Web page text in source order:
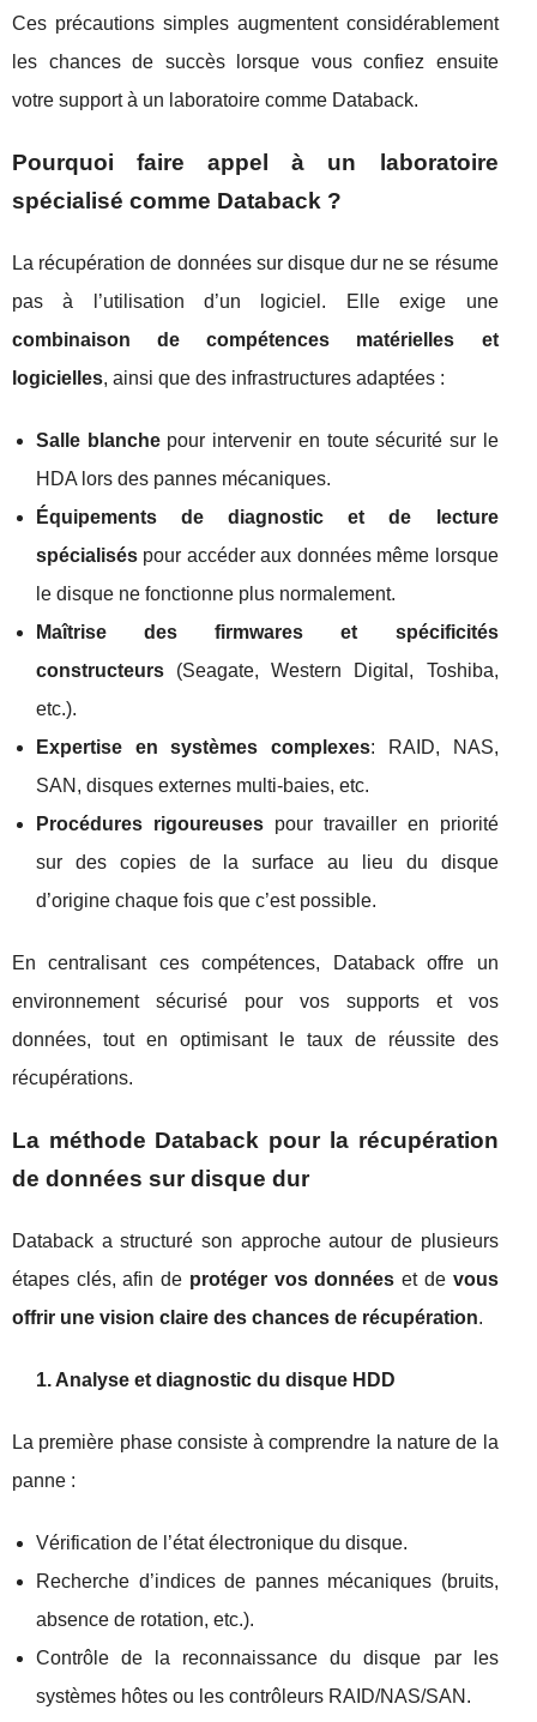
Ces précautions simples augmentent considérablement
les chances de succès lorsque vous confiez ensuite
votre support à un laboratoire comme Databack.
Pourquoi faire appel à un laboratoire
spécialisé comme Databack ?
La récupération de données sur disque dur ne se résume
pas à l’utilisation d’un logiciel. Elle exige une
combinaison de compétences matérielles et
logicielles, ainsi que des infrastructures adaptées :
Salle blanchepour intervenir en toute sécurité sur le
HDA lors des pannes mécaniques.
Équipements de diagnostic et de lecture
spécialisés pour accéder aux données même lorsque
le disque ne fonctionne plus normalement.
Maîtrise des firmwares et spécificités
constructeurs (Seagate, Western Digital, Toshiba,
etc.).
Expertise en systèmes complexes: RAID, NAS,
SAN, disques externes multi‑baies, etc.
Procédures rigoureusespour travailler en priorité
sur des copies de la surface au lieu du disque
d’origine chaque fois que c’est possible.
En centralisant ces compétences, Databack offre un
environnement sécurisé pour vos supports et vos
données, tout en optimisant le taux de réussite des
récupérations.
La méthode Databack pour la récupération
de données sur disque dur
Databack a structuré son approche autour de plusieurs
étapes clés, afin de protéger vos données et de vous
offrir une vision claire des chances de récupération.
1. Analyse et diagnostic du disque HDD
La première phase consiste à comprendre la nature de la
panne :
Vérification de l’état électronique du disque.
Recherche d’indices de pannes mécaniques (bruits,
absence de rotation, etc.).
Contrôle de la reconnaissance du disque par les
systèmes hôtes ou les contrôleurs RAID/NAS/SAN.